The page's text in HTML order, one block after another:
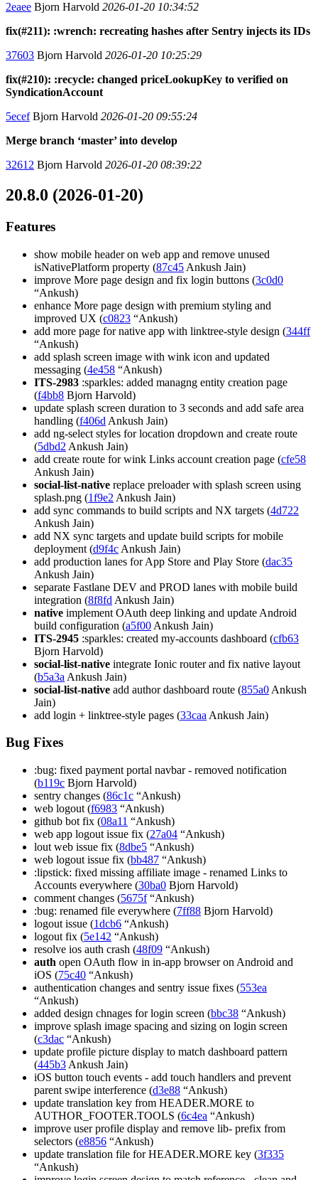
2eaee Bjorn Harvold 2026-01-20 10:34:52
fix(#211): :wrench: recreating hashes after Sentry injects its IDs
37603 Bjorn Harvold 2026-01-20 10:25:29
fix(#210): :recycle: changed priceLookupKey to verified on
SyndicationAccount
5ecefBjorn Harvold 2026-01-20 09:55:24
Merge branch ‘master’ into develop
32612 Bjorn Harvold 2026-01-20 08:39:22
20.8.0 (2026-01-20)
Features
show mobile header on web app and remove unused
isNativePlatform property (87c45 Ankush Jain)
improve More page design and fix login buttons (3c0d0
“Ankush)
enhance More page design with premium styling and
improved UX (c0823 “Ankush)
add more page for native app with linktree-style design (344ff
“Ankush)
add splash screen image with wink icon and updated
messaging (4e458 “Ankush)
ITS-2983 :sparkles: added managng entity creation page
(f4bb8 Bjorn Harvold)
update splash screen duration to 3 seconds and add safe area
handling (f406d Ankush Jain)
add ng-select styles for location dropdown and create route
(5dbd2 Ankush Jain)
add create route for wink Links account creation page (cfe58
Ankush Jain)
social-list-native replace preloader with splash screen using
splash.png (1f9e2 Ankush Jain)
add sync commands to build scripts and NX targets (4d722
Ankush Jain)
add NX sync targets and update build scripts for mobile
deployment (d9f4c Ankush Jain)
add production lanes for App Store and Play Store (dac35
Ankush Jain)
separate Fastlane DEV and PROD lanes with mobile build
integration (8f8fd Ankush Jain)
native implement OAuth deep linking and update Android
build configuration (a5f00 Ankush Jain)
ITS-2945 :sparkles: created my-accounts dashboard (cfb63
Bjorn Harvold)
social-list-native integrate Ionic router and fix native layout
(b5a3a Ankush Jain)
social-list-native add author dashboard route (855a0 Ankush
Jain)
add login + linktree-style pages (33caa Ankush Jain)
Bug Fixes
:bug: fixed payment portal navbar - removed notification
(b119c Bjorn Harvold)
sentry changes (86c1c “Ankush)
web logout (f6983 “Ankush)
github bot fix (08a11 “Ankush)
web app logout issue fix (27a04 “Ankush)
lout web issue fix (8dbe5 “Ankush)
web logout issue fix (bb487 “Ankush)
:lipstick: fixed missing affiliate image - renamed Links to
Accounts everywhere (30ba0 Bjorn Harvold)
comment changes (5675f“Ankush)
:bug: renamed file everywhere (7ff88 Bjorn Harvold)
logout issue (1dcb6 “Ankush)
logout fix (5e142 “Ankush)
resolve ios auth crash (48f09 “Ankush)
auth open OAuth flow in in-app browser on Android and
iOS (75c40 “Ankush)
authentication changes and sentry issue fixes (553ea
“Ankush)
added design chnages for login screen (bbc38 “Ankush)
improve splash image spacing and sizing on login screen
(c3dac “Ankush)
update profile picture display to match dashboard pattern
(445b3 Ankush Jain)
iOS button touch events - add touch handlers and prevent
parent swipe interference (d3e88 “Ankush)
update translation key from HEADER.MORE to
AUTHOR_FOOTER.TOOLS (6c4ea “Ankush)
improve user profile display and remove lib- prefix from
selectors (e8856 “Ankush)
update translation file for HEADER.MORE key (3f335
“Ankush)